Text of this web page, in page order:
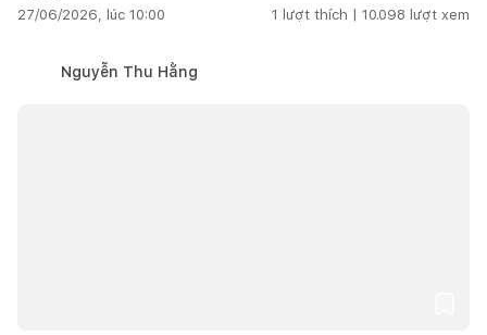
27/06/2026, lúc 10:00 1 lượt thích | 10.098 lượt xem
Nguyễn Thu Hằng